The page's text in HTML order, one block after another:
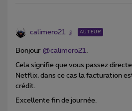
calimero21 AUTEUR
Bonjour @calimero21,
Cela signifie que vous passez
Netflix, dans ce cas la facturation
crédit.
Excellente fin de journée.